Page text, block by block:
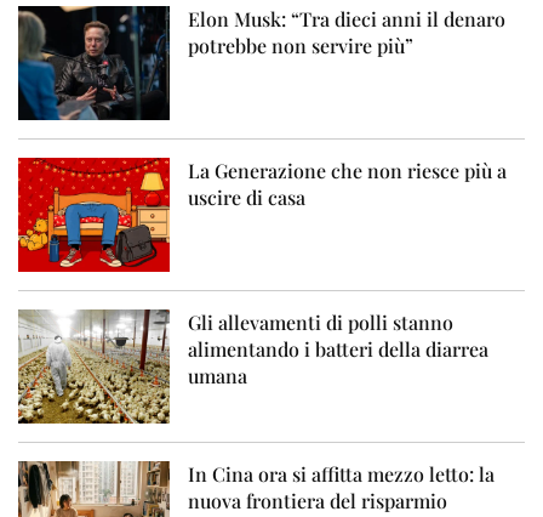
Elon Musk: “Tra dieci anni il denaro
potrebbe non servire più”
La Generazione che non riesce più a
uscire di casa
Gli allevamenti di polli stanno
alimentando i batteri della diarrea
umana
In Cina ora si affitta mezzo letto: la
nuova frontiera del risparmio